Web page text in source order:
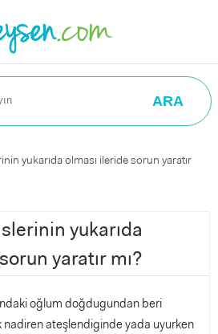
ARA
yukarıda olması ileride sorun yaratır
yukarıda
yaratır mı?
oğlum doğdugundan beri
ateşlendiginde yada uyurken